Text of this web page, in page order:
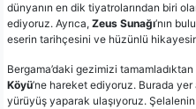
dünyanın en dik tiyatrolarından biri
ediyoruz. Ayrıca, Zeus Sunağı’nın
eserin tarihçesini ve hüzünlü
Bergama’daki gezimizi tamamladıktan
Köyü’ne hareket ediyoruz. Burada yer
yürüyüş yaparak ulaşıyoruz.